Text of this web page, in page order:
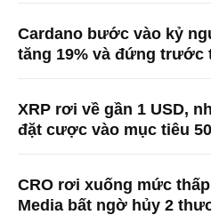
Cardano bước vào kỷ
tăng 19% và đứng trước
XRP rơi về gần 1 USD,
đặt cược vào mục tiêu
CRO rơi xuống mức
Media bất ngờ hủy 2